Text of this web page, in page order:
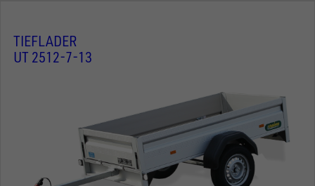
TIEFLADER
UT 2512-7-13